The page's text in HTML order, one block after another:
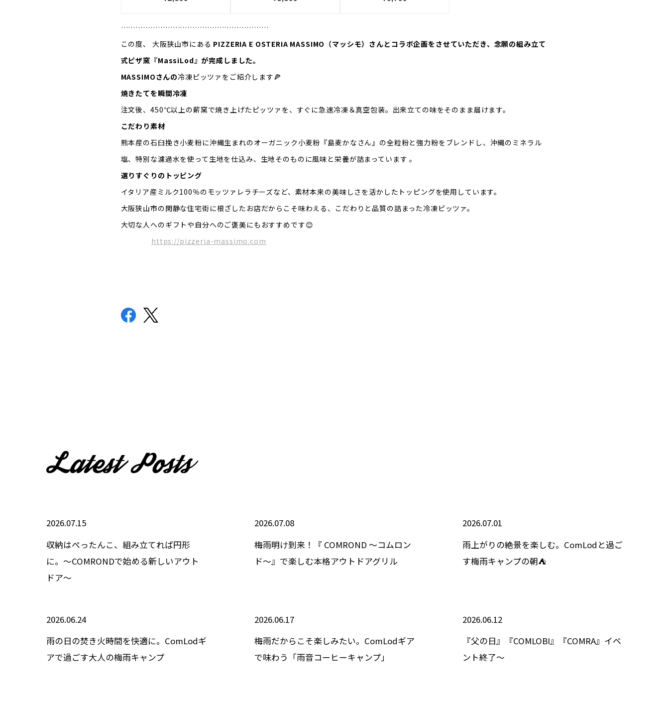
……………………………………………………
この度、 大阪狭山市にある PIZZERIA E OSTERIA MASSIMO（マッシモ）さんとコラボ企画をさせていただき、念願の組み立て
式ピザ窯『MassiLod』が完成しました。
MASSIMOさんの冷凍ピッツァをご紹介します🍕
焼きたてを瞬間冷凍
注文後、450℃以上の薪窯で焼き上げたピッツァを、すぐに急速冷凍＆真空包装。出来立ての味をそのまま届けます。
こだわり素材
熊本産の石臼挽き小麦粉に沖縄生まれのオーガニック小麦粉『島麦かなさん』の全粒粉と強力粉をブレンドし、沖縄のミネラル
塩、特別な濾過水を使って生地を仕込み、生地そのものに風味と栄養が詰まっています 。
選りすぐりのトッピング
イタリア産ミルク100％のモッツァレラチーズなど、素材本来の美味しさを活かしたトッピングを使用しています。
大阪狭山市の閑静な住宅街に根ざしたお店だからこそ味わえる、こだわりと品質の詰まった冷凍ピッツァ。
大切な人へのギフトや自分へのご褒美にもおすすめです😊
https://pizzeria-massimo.com
2026.07.15
収納はぺったんこ、組み立てれば円形
に。～COMRONDで始める新しいアウト
ドア～
2026.07.08
梅雨明け到来！『 COMROND ～コムロン
ド～』で楽しむ本格アウトドアグリル
2026.07.01
雨上がりの絶景を楽しむ。ComLodと過ご
す梅雨キャンプの朝⛺
2026.06.24
雨の日の焚き火時間を快適に。ComLodギ
アで過ごす大人の梅雨キャンプ
2026.06.17
梅雨だからこそ楽しみたい。ComLodギア
で味わう「雨音コーヒーキャンプ」
2026.06.12
『父の日』『COMLOBI』『COMRA』イベ
ント終了～